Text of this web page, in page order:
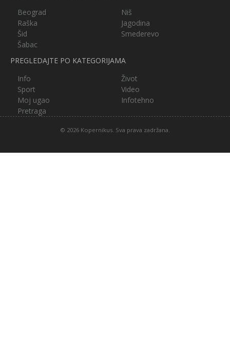
Beograd
Niš
Raška
Jagodina
Šid
Smederevo
Šabac
PREGLEDAJTE PO KATEGORIJAMA
Info
Život
Sport
Video
Moj ugao
Infotehno
Pretraga
© 2026 Kopernikus. Sva prava zadržana.